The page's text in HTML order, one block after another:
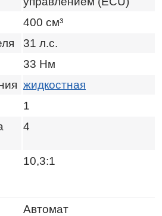
400 см³
31 л.с.
33 Нм
жидкостная
1
4
10,3:1
Автомат